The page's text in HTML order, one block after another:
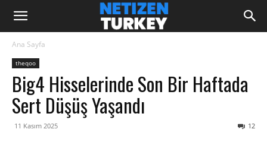
Ana Sayfa
theqoo
Big4 Hisselerinde Son Bir Haftada
Sert Düşüş Yaşandı
11 Kasım 2025 12